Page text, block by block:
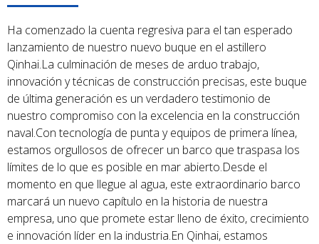
01
Ha comenzado la cuenta regresiva para el tan esperado
lanzamiento de nuestro nuevo buque en el astillero
Qinhai.La culminación de meses de arduo trabajo,
innovación y técnicas de construcción precisas, este buque
de última generación es un verdadero testimonio de
nuestro compromiso con la excelencia en la construcción
naval.Con tecnología de punta y equipos de primera línea,
estamos orgullosos de ofrecer un barco que traspasa los
límites de lo que es posible en mar abierto.Desde el
momento en que llegue al agua, este extraordinario barco
marcará un nuevo capítulo en la historia de nuestra
empresa, uno que promete estar lleno de éxito, crecimiento
e innovación líder en la industria.En Qinhai, estamos